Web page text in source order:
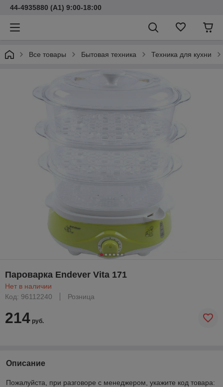
44-4935880 (A1) 9:00-18:00
Все товары Бытовая техника Техника для кухни
Пароварка Endever Vita 171
Нет в наличии
Код: 96112240
Розница
214 руб.
Описание
Пожалуйста, при разговоре с менеджером, укажите код товара: